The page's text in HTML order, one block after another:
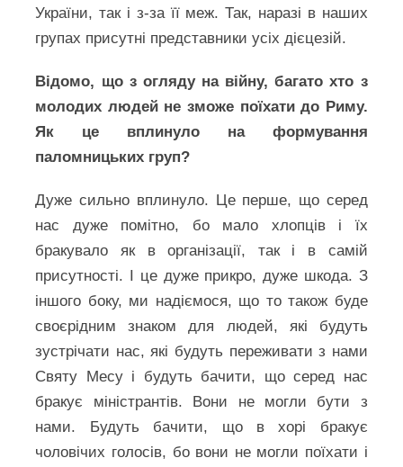
України, так і з-за її меж. Так, наразі в наших
групах присутні представники усіх дієцезій.
Відомо, що з огляду на війну, багато хто з
молодих людей не зможе поїхати до Риму.
Як це вплинуло на формування
паломницьких груп?
Дуже сильно вплинуло. Це перше, що серед
нас дуже помітно, бо мало хлопців і їх
бракувало як в організації, так і в самій
присутності. І це дуже прикро, дуже шкода. З
іншого боку, ми надіємося, що то також буде
своєрідним знаком для людей, які будуть
зустрічати нас, які будуть переживати з нами
Святу Месу і будуть бачити, що серед нас
бракує міністрантів. Вони не могли бути з
нами. Будуть бачити, що в хорі бракує
чоловічих голосів, бо вони не могли поїхати і